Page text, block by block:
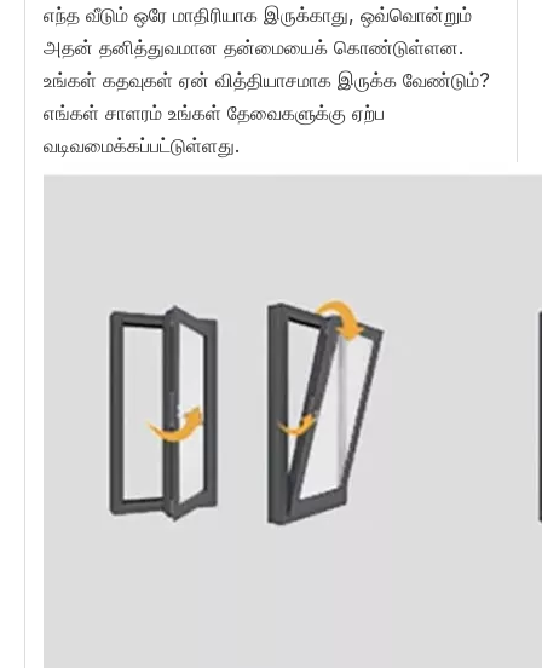
எந்த வீடும் ஒரே மாதிரியாக இருக்காது, ஒவ்வொன்றும்
அதன் தனித்துவமான தன்மையைக் கொண்டுள்ளன.
உங்கள் கதவுகள் ஏன் வித்தியாசமாக இருக்க வேண்டும்?
எங்கள் சாளரம் உங்கள் தேவைகளுக்கு ஏற்ப
வடிவமைக்கப்பட்டுள்ளது.